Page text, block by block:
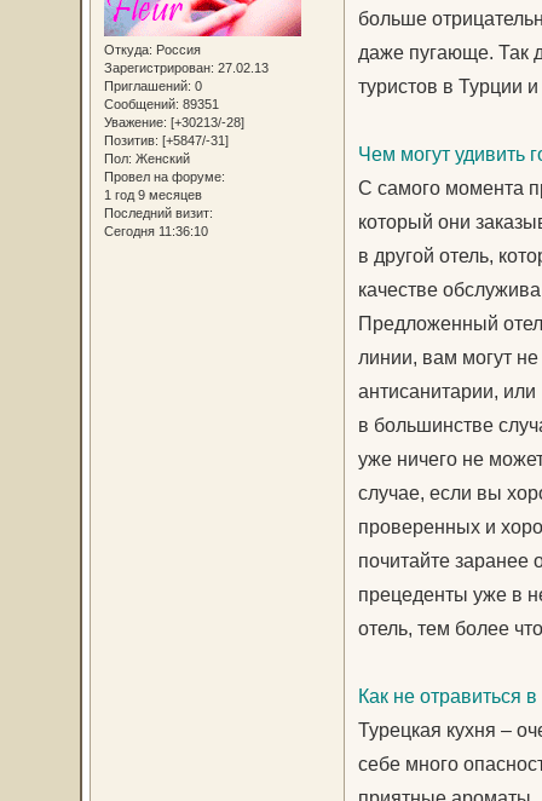
Откуда: Россия
Зарегистрирован: 27.02.13
Приглашений: 0
Сообщений: 89351
Уважение: [+30213/-28]
Позитив: [+5847/-31]
Пол: Женский
Провел на форуме:
1 год 9 месяцев
Последний визит:
Сегодня 11:36:10
больше
даже пугающе. Так
туристов в Турции
Чем могут удивить
С самого момента
который они
в другой отель,
качестве
Предложенный
линии, вам могут
антисанитарии,
в большинстве
уже ничего не
случае, если вы
проверенных и
почитайте заранее
прецеденты уже в
отель, тем более
Как не отравиться
Турецкая кухня –
себе много